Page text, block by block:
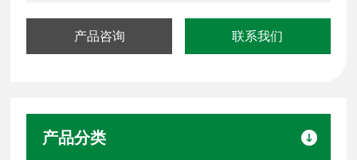
产品咨询 联系我们
产品分类